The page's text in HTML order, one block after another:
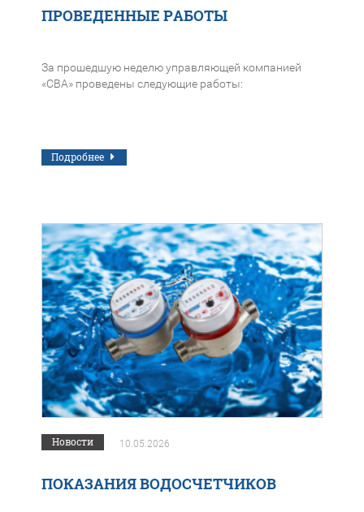
ПРОВЕДЕННЫЕ РАБОТЫ
За прошедшую неделю управляющей компанией
«СВА» проведены следующие работы:
Подробнее
Новости 10.05.2026
ПОКАЗАНИЯ ВОДОСЧЕТЧИКОВ